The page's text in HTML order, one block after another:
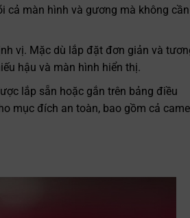
cả màn hình và gương mà không cần
vị. Mặc dù lắp đặt đơn giản và
hậu và màn hình hiển thị.
lắp sẵn hoặc gắn trên bảng điều
mục đích an toàn, bao gồm cả